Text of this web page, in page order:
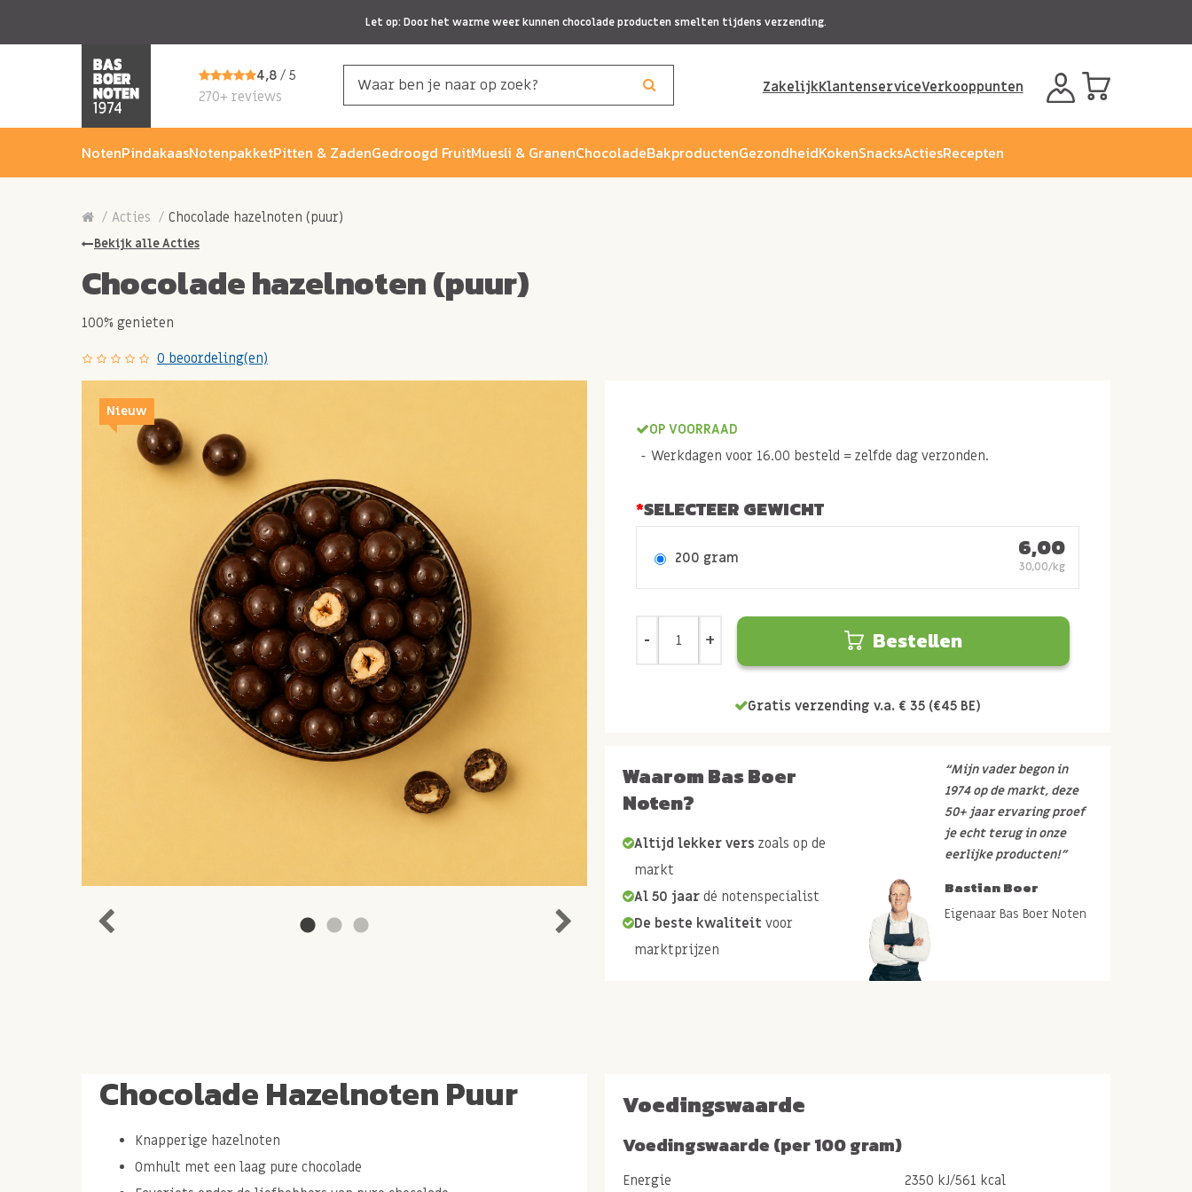
Let op: Door het warme weer kunnen chocolade producten smelten tijdens verzending.
4,8/ 5
270+ reviews
ZakelijkKlantenserviceVerkooppunten
NotenPindakaasNotenpakketPitten & ZadenGedroogd FruitMuesli & GranenChocoladeBakproductenGezondheidKokenSnacksActiesRecepten
Acties Chocolade hazelnoten (puur)
Bekijk alle Acties
Chocolade hazelnoten (puur)
100% genieten
0 beoordeling(en)
Nieuw
OP VOORRAAD
Werkdagen voor 16.00 besteld = zelfde dag verzonden.
SELECTEER GEWICHT
200 gram 6,00
30,00/kg
Bestellen
Gratis verzending v.a. € 35 (€45 BE)
Waarom Bas Boer
Noten?
Altijd lekker vers zoals op de
markt
Al 50 jaar dé notenspecialist
De beste kwaliteit voor
marktprijzen
“Mijn vader begon in
1974 op de markt, deze
50+ jaar ervaring proef
je echt terug in onze
eerlijke producten!”
Bastian Boer
Eigenaar Bas Boer Noten
Chocolade Hazelnoten Puur
Knapperige hazelnoten
Omhult met een laag pure chocolade
Voedingswaarde
Voedingswaarde (per 100 gram)
Energie
2350 kJ/561 kcal